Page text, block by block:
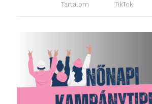
Tartalom TikTok